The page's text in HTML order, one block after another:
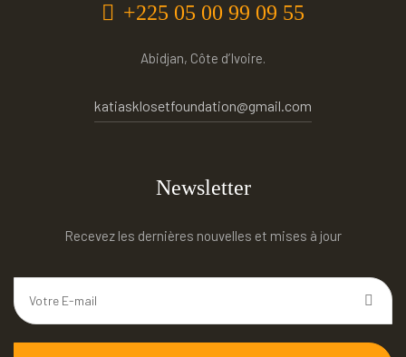
+225 05 00 99 09 55
Abidjan, Côte d’Ivoire.
katiasklosetfoundation@gmail.com
Newsletter
Recevez les dernières nouvelles et mises à jour